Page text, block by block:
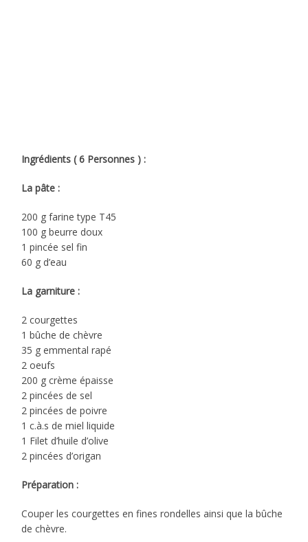
Ingrédients ( 6 Personnes ) :
La pâte :
200 g farine type T45
100 g beurre doux
1 pincée sel fin
60 g d’eau
La garniture :
2 courgettes
1 bûche de chèvre
35 g emmental rapé
2 oeufs
200 g crème épaisse
2 pincées de sel
2 pincées de poivre
1 c.à.s de miel liquide
1 Filet d’huile d’olive
2 pincées d’origan
Préparation :
Couper les courgettes en fines rondelles ainsi que la bûche
de chèvre.